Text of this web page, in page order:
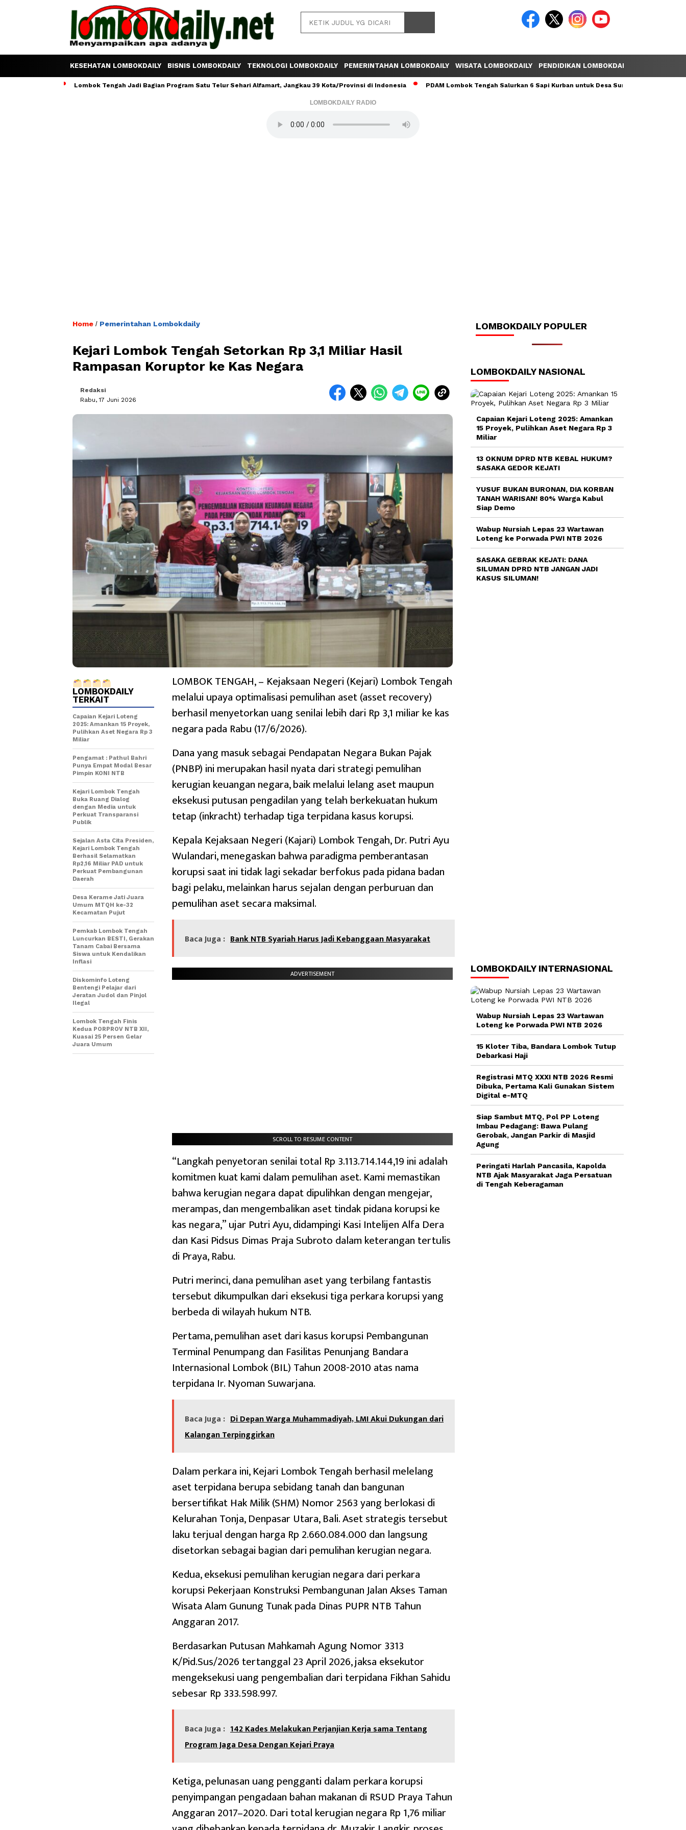
KESEHATAN LOMBOKDAILY BISNIS LOMBOKDAILY TEKNOLOGI LOMBOKDAILY PEMERINTAHAN LOMBOKDAILY WISATA LOMBOKDAILY PENDIDIKAN LOMBOKDAILY
Lombok Tengah Jadi Bagian Program Satu Telur Sehari Alfamart, Jangkau 39 Kota/Provinsi di Indonesia PDAM Lombok Tengah Salurkan 6 Sapi Kurban untuk Desa Sumber Mata Air
LOMBOKDAILY RADIO
Home / Pemerintahan Lombokdaily
Kejari Lombok Tengah Setorkan Rp 3,1 Miliar Hasil
Rampasan Koruptor ke Kas Negara
Redaksi
Rabu, 17 Juni 2026
LOMBOK TENGAH, – Kejaksaan Negeri (Kejari) Lombok Tengah
melalui upaya optimalisasi pemulihan aset (asset recovery)
berhasil menyetorkan uang senilai lebih dari Rp 3,1 miliar ke kas
negara pada Rabu (17/6/2026).
Dana yang masuk sebagai Pendapatan Negara Bukan Pajak
(PNBP) ini merupakan hasil nyata dari strategi pemulihan
kerugian keuangan negara, baik melalui lelang aset maupun
eksekusi putusan pengadilan yang telah berkekuatan hukum
tetap (inkracht) terhadap tiga terpidana kasus korupsi.
Kepala Kejaksaan Negeri (Kajari) Lombok Tengah, Dr. Putri Ayu
Wulandari, menegaskan bahwa paradigma pemberantasan
korupsi saat ini tidak lagi sekadar berfokus pada pidana badan
bagi pelaku, melainkan harus sejalan dengan perburuan dan
pemulihan aset secara maksimal.
Baca Juga : Bank NTB Syariah Harus Jadi Kebanggaan Masyarakat
ADVERTISEMENT
SCROLL TO RESUME CONTENT
“Langkah penyetoran senilai total Rp 3.113.714.144,19 ini adalah
komitmen kuat kami dalam pemulihan aset. Kami memastikan
bahwa kerugian negara dapat dipulihkan dengan mengejar,
merampas, dan mengembalikan aset tindak pidana korupsi ke
kas negara,” ujar Putri Ayu, didampingi Kasi Intelijen Alfa Dera
dan Kasi Pidsus Dimas Praja Subroto dalam keterangan tertulis
di Praya, Rabu.
Putri merinci, dana pemulihan aset yang terbilang fantastis
tersebut dikumpulkan dari eksekusi tiga perkara korupsi yang
berbeda di wilayah hukum NTB.
Pertama, pemulihan aset dari kasus korupsi Pembangunan
Terminal Penumpang dan Fasilitas Penunjang Bandara
Internasional Lombok (BIL) Tahun 2008-2010 atas nama
terpidana Ir. Nyoman Suwarjana.
Baca Juga : Di Depan Warga Muhammadiyah, LMI Akui Dukungan dari
Kalangan Terpinggirkan
Dalam perkara ini, Kejari Lombok Tengah berhasil melelang
aset terpidana berupa sebidang tanah dan bangunan
bersertifikat Hak Milik (SHM) Nomor 2563 yang berlokasi di
Kelurahan Tonja, Denpasar Utara, Bali. Aset strategis tersebut
laku terjual dengan harga Rp 2.660.084.000 dan langsung
disetorkan sebagai bagian dari pemulihan kerugian negara.
Kedua, eksekusi pemulihan kerugian negara dari perkara
korupsi Pekerjaan Konstruksi Pembangunan Jalan Akses Taman
Wisata Alam Gunung Tunak pada Dinas PUPR NTB Tahun
Anggaran 2017.
Berdasarkan Putusan Mahkamah Agung Nomor 3313
K/Pid.Sus/2026 tertanggal 23 April 2026, jaksa eksekutor
mengeksekusi uang pengembalian dari terpidana Fikhan Sahidu
sebesar Rp 333.598.997.
Baca Juga : 142 Kades Melakukan Perjanjian Kerja sama Tentang
Program Jaga Desa Dengan Kejari Praya
Ketiga, pelunasan uang pengganti dalam perkara korupsi
penyimpangan pengadaan bahan makanan di RSUD Praya Tahun
Anggaran 2017–2020. Dari total kerugian negara Rp 1,76 miliar
LOMBOKDAILY
TERKAIT
Capaian Kejari Loteng
2025: Amankan 15 Proyek,
Pulihkan Aset Negara Rp 3
Miliar
Pengamat : Pathul Bahri
Punya Empat Modal Besar
Pimpin KONI NTB
Kejari Lombok Tengah
Buka Ruang Dialog
dengan Media untuk
Perkuat Transparansi
Publik
Sejalan Asta Cita Presiden,
Kejari Lombok Tengah
Berhasil Selamatkan
Rp2,16 Miliar PAD untuk
Perkuat Pembangunan
Daerah
Desa Kerame Jati Juara
Umum MTQH ke-32
Kecamatan Pujut
Pemkab Lombok Tengah
Luncurkan BESTI, Gerakan
Tanam Cabai Bersama
Siswa untuk Kendalikan
Inflasi
Diskominfo Loteng
Bentengi Pelajar dari
Jeratan Judol dan Pinjol
Ilegal
Lombok Tengah Finis
Kedua PORPROV NTB XII,
Kuasai 25 Persen Gelar
Juara Umum
LOMBOKDAILY POPULER
LOMBOKDAILY NASIONAL
Capaian Kejari Loteng 2025: Amankan
15 Proyek, Pulihkan Aset Negara Rp 3
Miliar
13 OKNUM DPRD NTB KEBAL HUKUM?
SASAKA GEDOR KEJATI
YUSUF BUKAN BURONAN, DIA KORBAN
TANAH WARISAN! 80% Warga Kabul
Siap Demo
Wabup Nursiah Lepas 23 Wartawan
Loteng ke Porwada PWI NTB 2026
SASAKA GEBRAK KEJATI: DANA
SILUMAN DPRD NTB JANGAN JADI
KASUS SILUMAN!
LOMBOKDAILY INTERNASIONAL
Wabup Nursiah Lepas 23 Wartawan
Loteng ke Porwada PWI NTB 2026
15 Kloter Tiba, Bandara Lombok Tutup
Debarkasi Haji
Registrasi MTQ XXXI NTB 2026 Resmi
Dibuka, Pertama Kali Gunakan Sistem
Digital e-MTQ
Siap Sambut MTQ, Pol PP Loteng
Imbau Pedagang: Bawa Pulang
Gerobak, Jangan Parkir di Masjid
Agung
Peringati Harlah Pancasila, Kapolda
NTB Ajak Masyarakat Jaga Persatuan
di Tengah Keberagaman